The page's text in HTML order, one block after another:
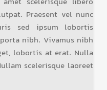
Praesent vel nunc
sed ipsum lobortis
nibh. Vivamus nibh
lobortis at erat. Nulla
scelerisque laoreet